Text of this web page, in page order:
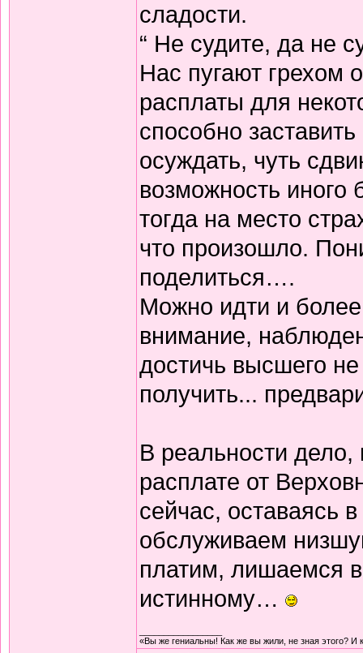
сладости.
“ Не судите, да не
Нас пугают грехом
расплаты для
способно
осуждать, чуть
возможность иного
тогда на место
что произошло.
поделиться….
Можно идти и более
внимание,
достичь высшего
получить...
В реальности дело,
расплате от
сейчас, оставаясь
обслуживаем
платим, лишаемся
истинному…
«Вы же гениальны! Как же вы жили, не зная этого? И